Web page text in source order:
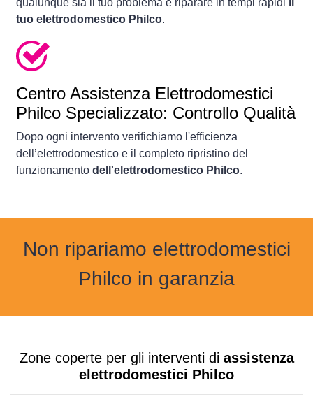
qualunque sia il tuo problema e riparare in tempi rapidi il
tuo elettrodomestico Philco.
Centro Assistenza Elettrodomestici
Philco Specializzato: Controllo Qualità
Dopo ogni intervento verifichiamo l'efficienza
dell’elettrodomestico e il completo ripristino del
funzionamento dell'elettrodomestico Philco.
Non ripariamo elettrodomestici
Philco in garanzia
Zone coperte per gli interventi di assistenza
elettrodomestici Philco